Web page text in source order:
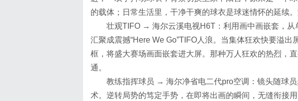
的载体；日常生活里，干净干爽的球衣是球迷情怀的延续
壮观TIFO → 海尔云溪电视H6T：利用画中画嵌套，
汇聚成震撼“Here We Go”TIFO人浪。当集体狂欢快要溢
框，将盛大赛场画面嵌套进大屏。那种万人狂欢的热烈，
通。
教练指挥球员 → 海尔净省电二代pro空调：镜头随球
术。逆转局势的笃定手势，在即将出画的瞬间，无缝衔接